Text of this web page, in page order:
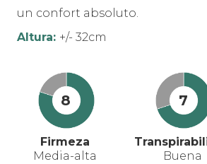
un confort absoluto.
Altura: +/- 32cm
8
Firmeza
Media-alta
7
Buena